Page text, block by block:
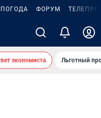
ПОГОДА ФОРУМ
экономиста Льготный